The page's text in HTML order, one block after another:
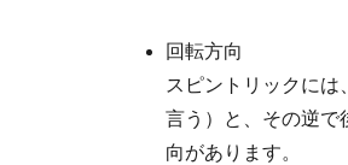
回転方向
スピントリックに
言う）と、その逆で
向があります。